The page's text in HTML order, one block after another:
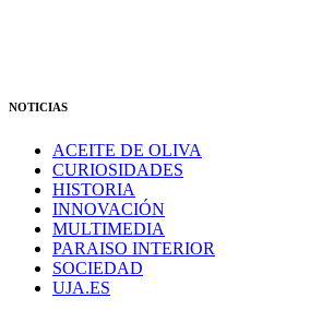
NOTICIAS
ACEITE DE OLIVA
CURIOSIDADES
HISTORIA
INNOVACIÓN
MULTIMEDIA
PARAISO INTERIOR
SOCIEDAD
UJA.ES